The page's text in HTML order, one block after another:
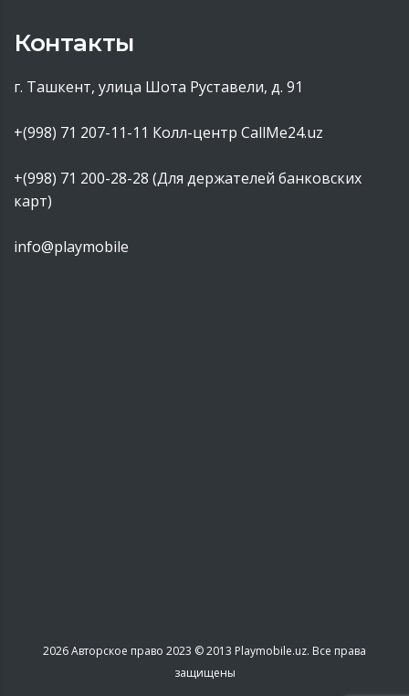
Контакты
г. Ташкент, улица Шота Руставели, д. 91
+(998) 71 207-11-11 Колл-центр CallMe24.uz
+(998) 71 200-28-28 (Для держателей банковских
карт)
info@playmobile
2026Авторское право 2023 © 2013 Playmobile.uz. Все права
защищены